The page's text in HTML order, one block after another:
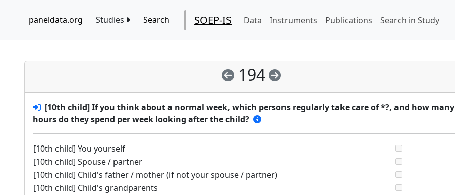
paneldata.org Studies Search SOEP-IS Data Instruments Publications Search in Study
194
[10th child] If you think about a normal week, which persons regularly take care of *?, and how many
hours do they spend per week looking after the child?
[10th child] You yourself
[10th child] Spouse / partner
[10th child] Child's father / mother (if not your spouse / partner)
[10th child] Child's grandparents